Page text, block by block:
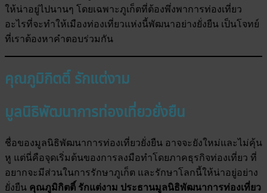
ให้น่าอยู่ไปนานๆ โดยเฉพาะภูเก็ตที่ต้องพึ่งพาการท่องเที่ยว
อะไรที่จะทำให้เมืองท่องเที่ยวแห่งนี้พัฒนาอย่างยั่งยืน เป็นโจทย์
ที่เราต้องหาคำตอบร่วมกัน
คุณภูมิกิตติ์ รักแต่งาม
มูลนิธิพัฒนาการท่องเที่ยวยั่งยืน
ชื่อของมูลนิธิพัฒนาการท่องเที่ยวยั่งยืน อาจจะยังใหม่และไม่คุ้น
หู แต่นี่คือจุดเริ่มต้นของการลงมือทำโดยภาคธุรกิจท่องเที่ยว ที่
อยากจะมีส่วนในการรักษาภูเก็ต และรักษาโลกนี้ให้น่าอยู่อย่าง
ยั่งยืน คุณภูมิกิตติ์ รักแต่งาม ประธานมูลนิธิพัฒนาการท่องเที่ยว